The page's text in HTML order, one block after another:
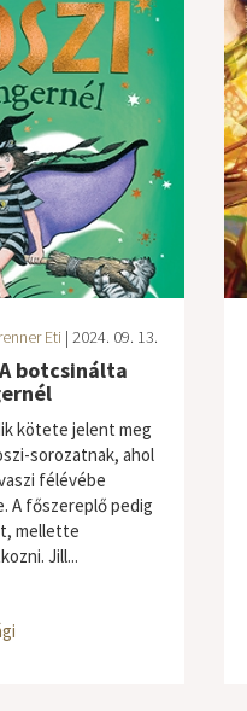
Eti | 2024. 09. 13.
botcsinálta
kötete jelent meg
sorozatnak, ahol
félévébe
A főszereplő pedig
mellette
Jill...